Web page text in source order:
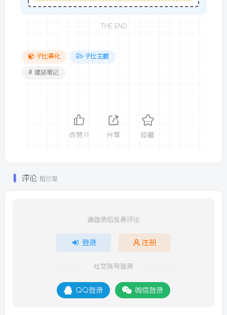
THE END
子比美化 子比主题
# 建站笔记
点赞 分享 收藏
评论 抢沙发
请登录后发表评论
登录 注册
社交账号登录
QQ登录 微信登录